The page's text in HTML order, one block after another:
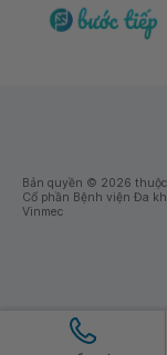
Bản quyền © 2026 thuộc
Cổ phần Bệnh viện Đa
Vinmec